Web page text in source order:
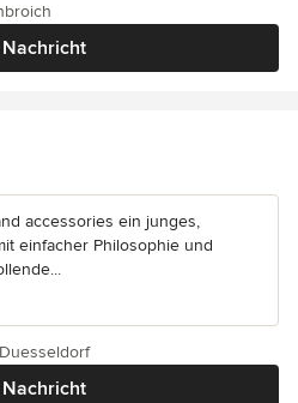
Nachricht
accessories ein junges,
einfacher Philosophie und
Nachricht